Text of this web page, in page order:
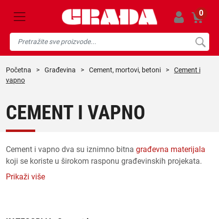
0
početna > građevina > cement, mortovi, betoni >
Cement i
vapno
CEMENT I VAPNO
Cement i vapno dva su iznimno bitna građevna materijala
koji se koriste u širokom rasponu građevinskih projekata.
Nude niz prednosti koje ih čine popularnim izborom za
Prikaži više